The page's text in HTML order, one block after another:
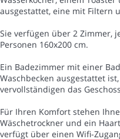
ausgestattet, eine mit Filtern
Sie verfügen über 2 Zimmer,
Personen 160x200 cm.
Ein Badezimmer mit einer
Waschbecken ausgestattet
vervollständigen das
Für Ihren Komfort stehen
Wäschetrockner und ein
verfügt über einen Wifi-